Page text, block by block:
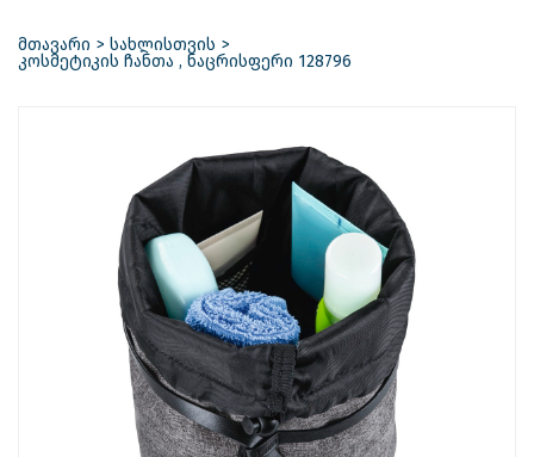
მთავარი
სახლისთვის
კოსმეტიკის ჩანთა , ნაცრისფერი 128796